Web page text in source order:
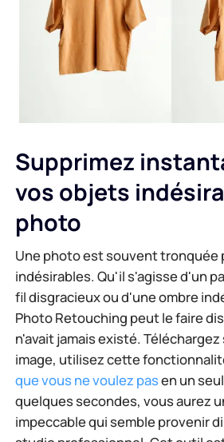
Supprimez
vos objets
photo
Une photo est souvent tronquée
indésirables. Qu'il s'agisse d'un
fil disgracieux ou d'une ombre
Photo Retouching peut le faire
n'avait jamais existé.
image, utilisez cette
que vous ne voulez pasen un
quelques secondes, vous aurez
impeccable qui semble provenir